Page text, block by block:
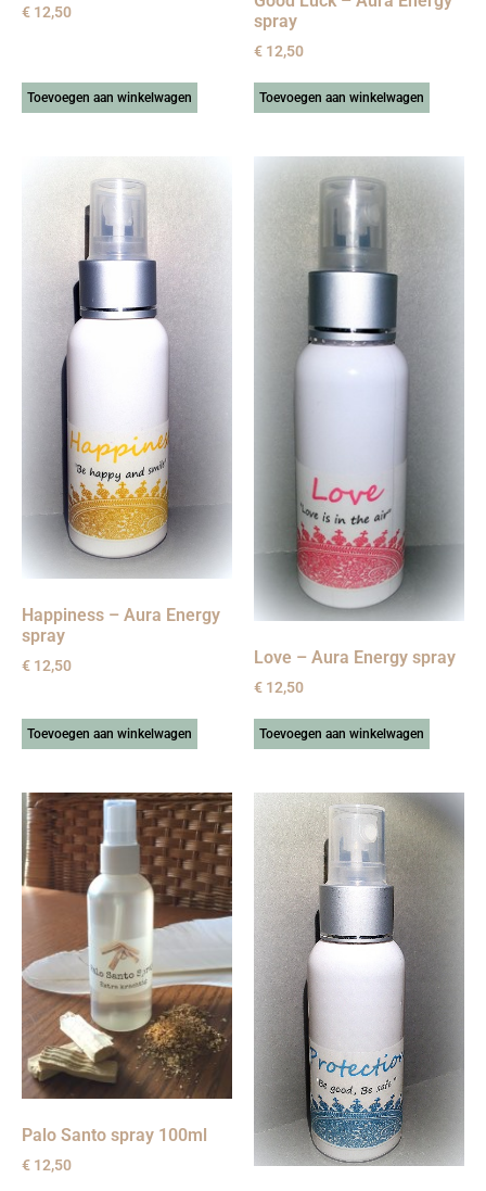
€ 12,50
Toevoegen aan winkelwagen
spray
€ 12,50
Toevoegen aan winkelwagen
Happiness – Aura Energy
spray
€ 12,50
Toevoegen aan winkelwagen
Love – Aura Energy spray
€ 12,50
Toevoegen aan winkelwagen
Palo Santo spray 100ml
€ 12,50